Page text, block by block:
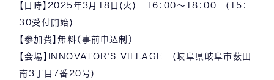
【日時】 2025年3月18日(火) 16：00～18：00 (15：
30受付開始)
【参加費】無料（事前申込制）
【会場】
INNOVATOR’S VILLAGE (岐阜県岐阜市薮田
南3丁目7番20号)